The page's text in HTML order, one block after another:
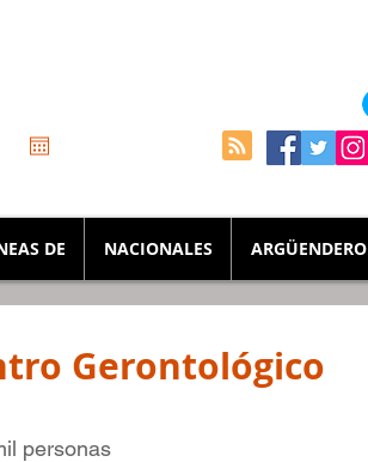
DE NACIONALES ARGÜENDERO
Gerontológico
personas